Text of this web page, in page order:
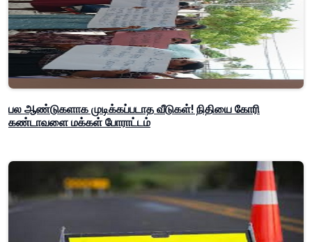
பல ஆண்டுகளாக முடிக்கப்படாத வீடுகள்! நிதியை கோரி
கண்டாவளை மக்கள் போராட்டம்